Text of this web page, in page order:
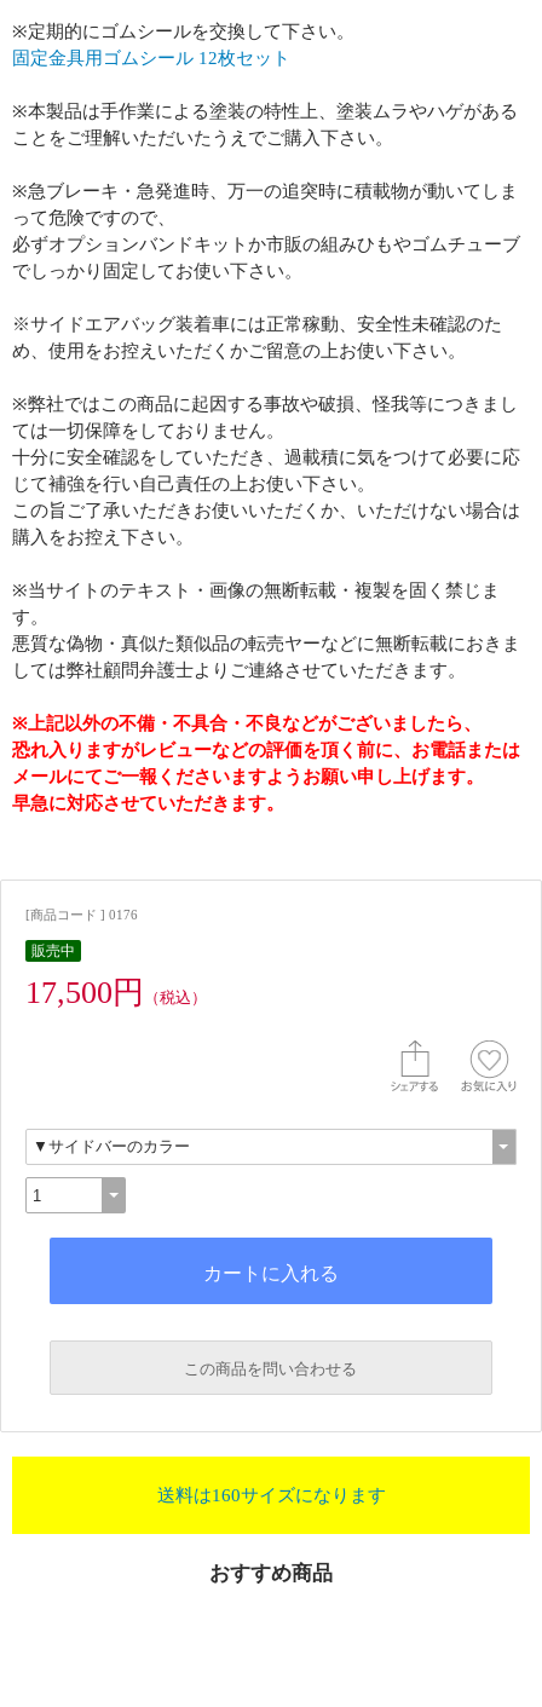
※定期的にゴムシールを交換して下さい。
固定金具用ゴムシール 12枚セット
※本製品は手作業による塗装の特性上、塗装ムラやハゲがある
ことをご理解いただいたうえでご購入下さい。
※急ブレーキ・急発進時、万一の追突時に積載物が動いてしま
って危険ですので、
必ずオプションバンドキットか市販の組みひもやゴムチューブ
でしっかり固定してお使い下さい。
※サイドエアバッグ装着車には正常稼動、安全性未確認のた
め、使用をお控えいただくかご留意の上お使い下さい。
※弊社ではこの商品に起因する事故や破損、怪我等につきまし
ては一切保障をしておりません。
十分に安全確認をしていただき、過載積に気をつけて必要に応
じて補強を行い自己責任の上お使い下さい。
この旨ご了承いただきお使いいただくか、いただけない場合は
購入をお控え下さい。
※当サイトのテキスト・画像の無断転載・複製を固く禁じま
す。
悪質な偽物・真似た類似品の転売ヤーなどに無断転載におきま
しては弊社顧問弁護士よりご連絡させていただきます。
※上記以外の不備・不具合・不良などがございましたら、
恐れ入りますがレビューなどの評価を頂く前に、お電話または
メールにてご一報くださいますようお願い申し上げます。
早急に対応させていただきます。
[商品コード ] 0176
販売中
17,500円 （税込）
この商品を問い合わせる
送料は160サイズになります
おすすめ商品